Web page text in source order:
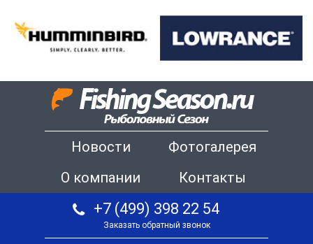
Новости
Фотогалерея
О компании
Контакты
+7 (499) 398 22 54
Заказать обратный звонок